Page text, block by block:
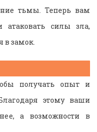
тьмы. Теперь вам
атаковать силы зла,
в замок.
получать опыт и
этому ваши
а возможности в